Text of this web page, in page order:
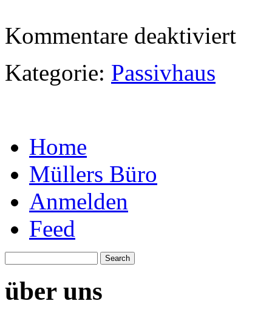
Kommentare deaktiviert
Kategorie: Passivhaus
Home
Müllers Büro
Anmelden
Feed
über uns